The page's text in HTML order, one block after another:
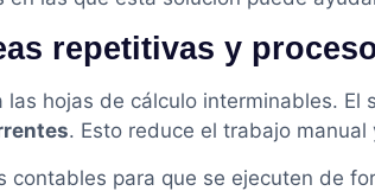
repetitivas y
hojas de cálculo interminables. El
. Esto reduce el trabajo
contables para que se ejecuten de